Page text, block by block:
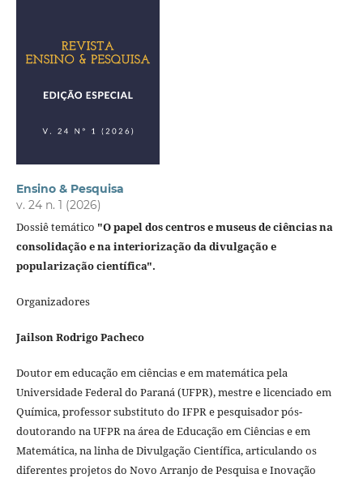
Ensino & Pesquisa
v. 24 n. 1 (2026)
Dossiê temático "O papel dos centros e museus de ciências na
consolidação e na interiorização da divulgação e
popularização científica".
Organizadores
Jailson Rodrigo Pacheco
Doutor em educação em ciências e em matemática pela
Universidade Federal do Paraná (UFPR), mestre e licenciado em
Química, professor substituto do IFPR e pesquisador pós-
doutorando na UFPR na área de Educação em Ciências e em
Matemática, na linha de Divulgação Científica, articulando os
diferentes projetos do Novo Arranjo de Pesquisa e Inovação